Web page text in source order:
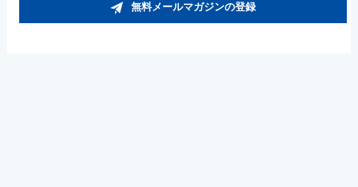
無料メールマガジンの登録